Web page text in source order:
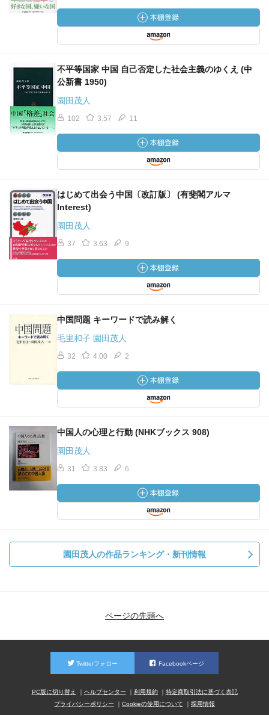
不平等国家 中国 自己否定した社会主義のゆくえ (中
公新書 1950)
園田茂人
102 3.57 11
はじめて出会う中国〔改訂版〕 (有斐閣アルマ
Interest)
園田茂人
37 3.63 9
中国問題 キーワードで読み解く
毛里和子 園田茂人
32 4.00 2
中国人の心理と行動 (NHKブックス 908)
園田茂人
31 3.83 6
園田茂人の作品ランキング・新刊情報
ページの先頭へ
Twitterフォロー Facebookページ
PC版に切り替え ヘルプセンター 利用規約
特定商取引法に基づく表記
プライバシーポリシー
Cookieの使用について 採用情報